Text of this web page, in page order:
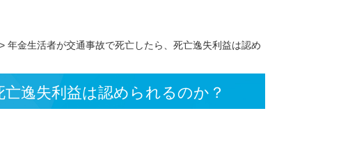
事務所】 >
ら、死亡逸失利益は認められるのか？